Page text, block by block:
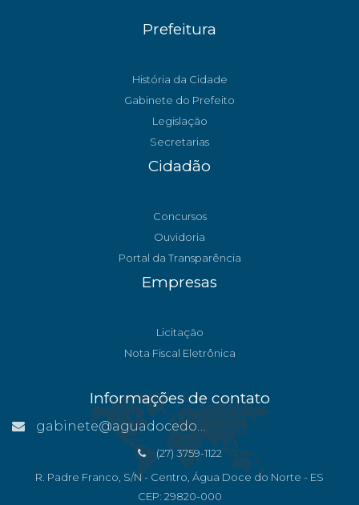
Prefeitura
História da Cidade
Gabinete do Prefeito
Legislação
Secretarias
Cidadão
Concursos
Ouvidoria
Portal da Transparência
Empresas
Licitação
Nota Fiscal Eletrônica
Informações de contato
gabinete@aguadocedonorte.es.gov.br
(27) 3759-1122
R. Padre Franco, S/N - Centro, Água Doce do Norte - ES
CEP: 29820-000